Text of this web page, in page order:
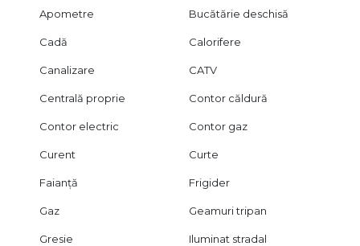
Apometre Bucătărie deschisă
Cadă Calorifere
Canalizare CATV
Centrală proprie Contor căldură
Contor electric Contor gaz
Curent Curte
Faianță Frigider
Gaz Geamuri tripan
Gresie Iluminat stradal